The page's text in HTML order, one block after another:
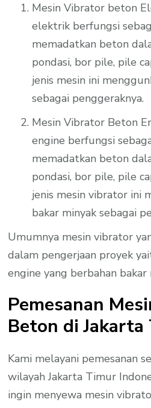
Mesin Vibrator beton
elektrik berfungsi
memadatkan beton
pondasi, bor pile, pile
jenis mesin ini
sebagai penggeraknya.
Mesin Vibrator Beton
engine berfungsi
memadatkan beton
pondasi, bor pile, pile
jenis mesin vibrator ini
bakar minyak sebagai
Umumnya mesin vibrator
dalam pengerjaan proyek
engine yang berbahan bakar
Pemesanan
Beton di
Kami melayani pemesanan
wilayah Jakarta Timur
ingin menyewa mesin